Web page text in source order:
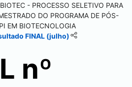
- PROCESSO SELETIVO PARA
DO PROGRAMA DE PÓS-
EM BIOTECNOLOGIA
FINAL (julho)
nº